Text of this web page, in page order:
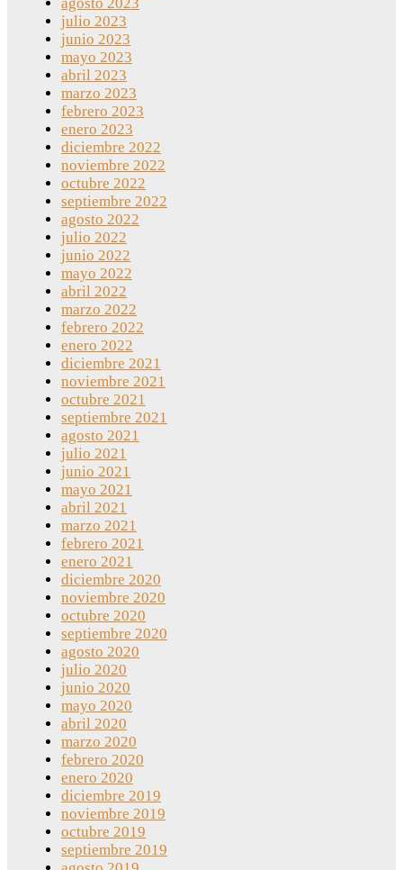
julio 2023
junio 2023
mayo 2023
abril 2023
marzo 2023
febrero 2023
enero 2023
diciembre 2022
noviembre 2022
octubre 2022
septiembre 2022
agosto 2022
julio 2022
junio 2022
mayo 2022
abril 2022
marzo 2022
febrero 2022
enero 2022
diciembre 2021
noviembre 2021
octubre 2021
septiembre 2021
agosto 2021
julio 2021
junio 2021
mayo 2021
abril 2021
marzo 2021
febrero 2021
enero 2021
diciembre 2020
noviembre 2020
octubre 2020
septiembre 2020
agosto 2020
julio 2020
junio 2020
mayo 2020
abril 2020
marzo 2020
febrero 2020
enero 2020
diciembre 2019
noviembre 2019
octubre 2019
septiembre 2019